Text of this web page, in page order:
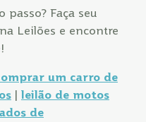
Faça seu
Leilões e encontre
um carro de
| leilão de motos
de